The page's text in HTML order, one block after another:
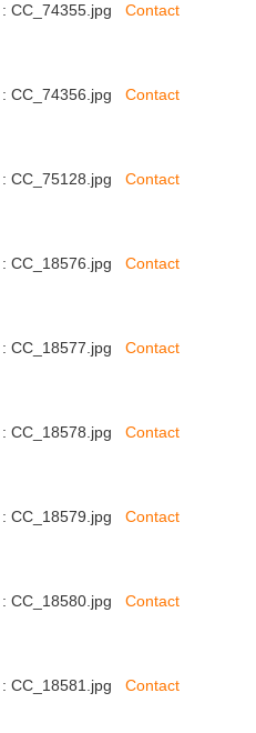
: CC_74355.jpg Contact
: CC_74356.jpg Contact
: CC_75128.jpg Contact
: CC_18576.jpg Contact
: CC_18577.jpg Contact
: CC_18578.jpg Contact
: CC_18579.jpg Contact
: CC_18580.jpg Contact
: CC_18581.jpg Contact